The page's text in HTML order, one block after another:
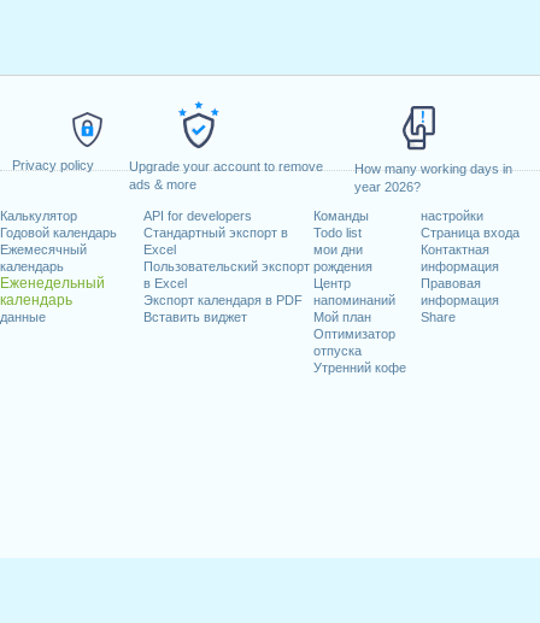
Privacy policy
Upgrade your account to remove
ads & more
How many working days in
year 2026?
Калькулятор
Годовой календарь
Ежемесячный
календарь
Еженедельный
календарь
данные
API for developers
Стандартный экспорт в
Excel
Пользовательский экспорт
в Excel
Экспорт календаря в PDF
Вставить виджет
Команды
Todo list
мои дни
рождения
Центр
напоминаний
Мой план
Оптимизатор
отпуска
Утренний кофе
настройки
Страница входа
Контактная
информация
Правовая
информация
Share